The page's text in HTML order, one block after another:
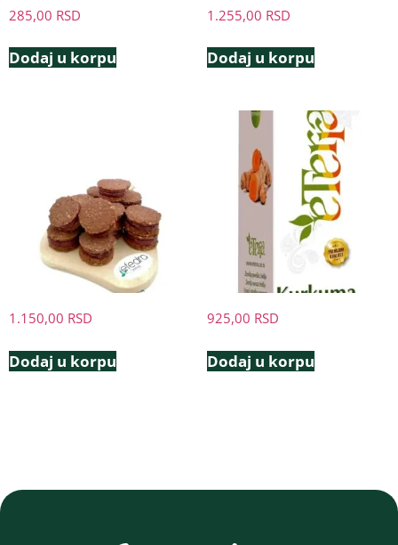
285,00 RSD
Dodaj u korpu
1.255,00 RSD
Dodaj u korpu
1.150,00 RSD
Dodaj u korpu
925,00 RSD
Dodaj u korpu